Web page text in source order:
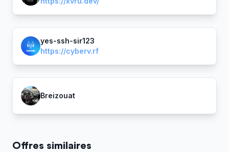
yes-ssh-sir123
https://cyberv.rf
Breizouat
Offres similaires